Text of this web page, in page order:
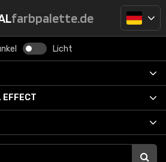
farbpalette.de
Licht
EFFECT